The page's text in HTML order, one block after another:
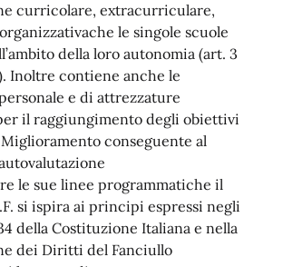
curricolare, extracurriculare,
le singole scuole
della loro autonomia (art. 3
Inoltre contiene anche le
e di attrezzature
il raggiungimento degli obiettivi
conseguente al
le sue linee programmatiche il
si ispira ai principi espressi negli
della Costituzione Italiana e nella
dei Diritti del Fanciullo